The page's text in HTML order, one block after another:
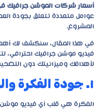
أسعار شركات الموشن جرافيك في
عوامل متعددة تتعلق بجودة
المشروع.
في هذا المقال، سنكشف لك أهم
فيديو موشن جرافيك احترافي،
لأهدافك وميزانيتك دون
١. جودة الفكرة والسيناريو الإبداعي
الفكرة هي قلب أي فيديو موشن